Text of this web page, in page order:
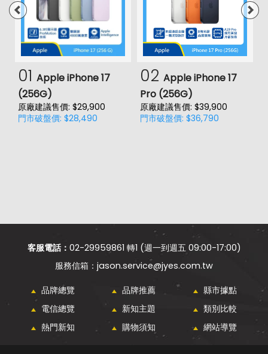
01 Apple iPhone 17
(256G)
原廠建議售價: $29,900
門市破盤價: $28,490
02 Apple iPhone 17
Pro (256G)
原廠建議售價: $39,900
門市破盤價: $36,790
客服電話： 02-29959861 轉1 (週一到週五 09:00-17:00)
jason.service@jyes.com.tw
品牌總覽 品牌推薦
縣市據點
電信總覽
新知主題
類別比較
熱門新知
購物須知 網站導覽